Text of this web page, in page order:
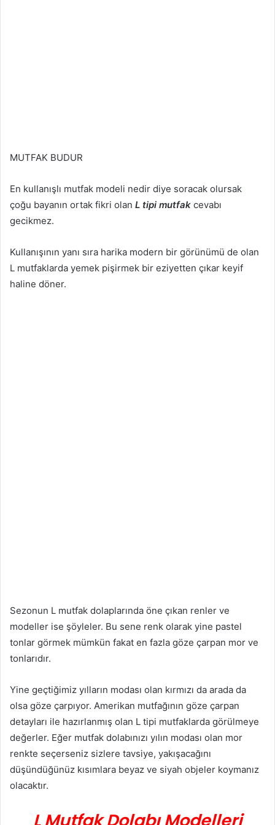
MUTFAK BUDUR
En kullanışlı mutfak modeli nedir diye soracak olursak
çoğu bayanın ortak fikri olan L tipi mutfak cevabı
gecikmez.
Kullanışının yanı sıra harika modern bir görünümü de olan
L mutfaklarda yemek pişirmek bir eziyetten çıkar keyif
haline döner.
Sezonun L mutfak dolaplarında öne çıkan renler ve
modeller ise şöyleler. Bu sene renk olarak yine pastel
tonlar görmek mümkün fakat en fazla göze çarpan mor ve
tonlarıdır.
Yine geçtiğimiz yılların modası olan kırmızı da arada da
olsa göze çarpıyor. Amerikan mutfağının göze çarpan
detayları ile hazırlanmış olan L tipi mutfaklarda görülmeye
değerler. Eğer mutfak dolabınızı yılın modası olan mor
renkte seçerseniz sizlere tavsiye, yakışacağını
düşündüğünüz kısımlara beyaz ve siyah objeler koymanız
olacaktır.
L Mutfak Dolabı Modelleri